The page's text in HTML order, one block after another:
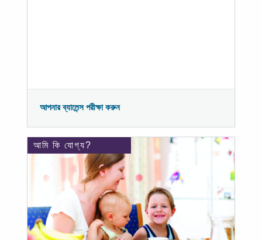
আপনার ব্যালেন্স পরীক্ষা করুন
আমি কি যোগ্য?